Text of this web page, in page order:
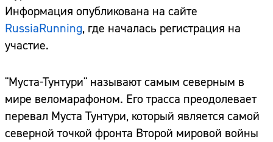
Информация опубликована на сайте
RussiaRunning, где началась регистрация на
участие.
"Муста-Тунтури" называют самым северным в
мире веломарафоном. Его трасса преодолевает
перевал Муста Тунтури, который является самой
северной точкой фронта Второй мировой войны